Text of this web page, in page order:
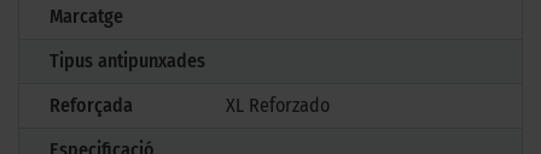
Marcatge
Tipus antipunxades
Reforçada
XL Reforzado